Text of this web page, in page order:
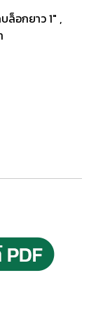
ล็อกยาว 1" ,